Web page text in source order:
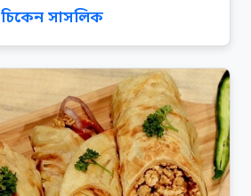
চিকেন সাসলিক